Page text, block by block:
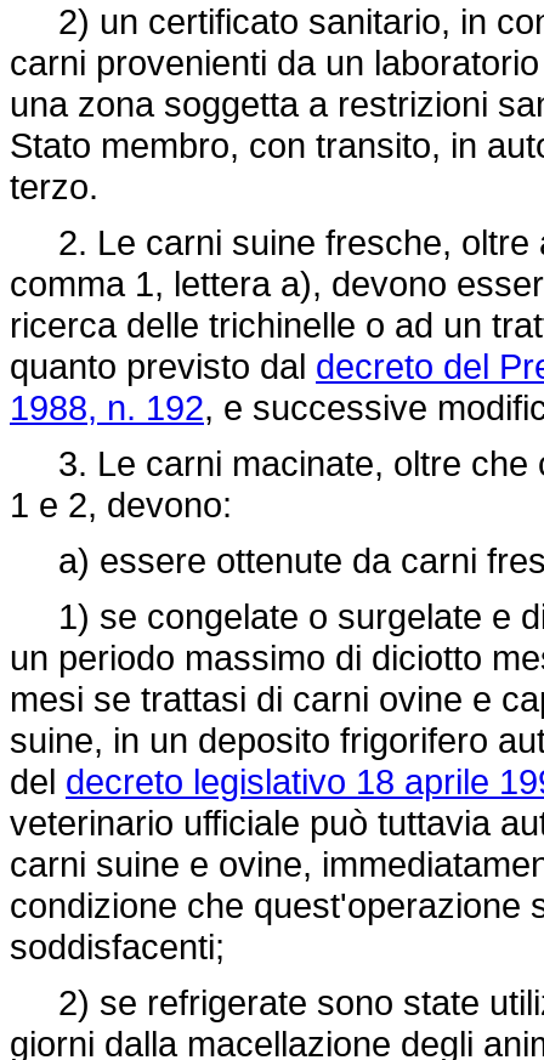
2) un certificato sanitario, in
carni provenienti da un
una zona soggetta a restrizioni
Stato membro, con transito, in
terzo.
2. Le carni suine fresche, oltre
comma 1, lettera a), devono
ricerca delle trichinelle o ad un
quanto previsto dal decreto del
1988, n. 192, e successive
3. Le carni macinate, oltre che
1 e 2, devono:
a) essere ottenute da carni
1) se congelate o surgelate e
un periodo massimo di diciotto
mesi se trattasi di carni ovine e
suine, in un deposito frigorifero
del decreto legislativo 18 aprile
veterinario ufficiale può tuttavia
carni suine e ovine,
condizione che quest'operazione
soddisfacenti;
2) se refrigerate sono state
giorni dalla macellazione degli